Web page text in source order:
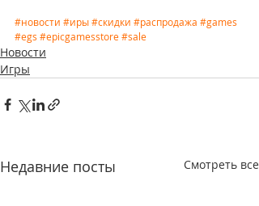
#новости #иры#скидки #распродажа #games
#egs #epicgamesstore#sale
Новости
Игры
Недавние посты Смотреть все